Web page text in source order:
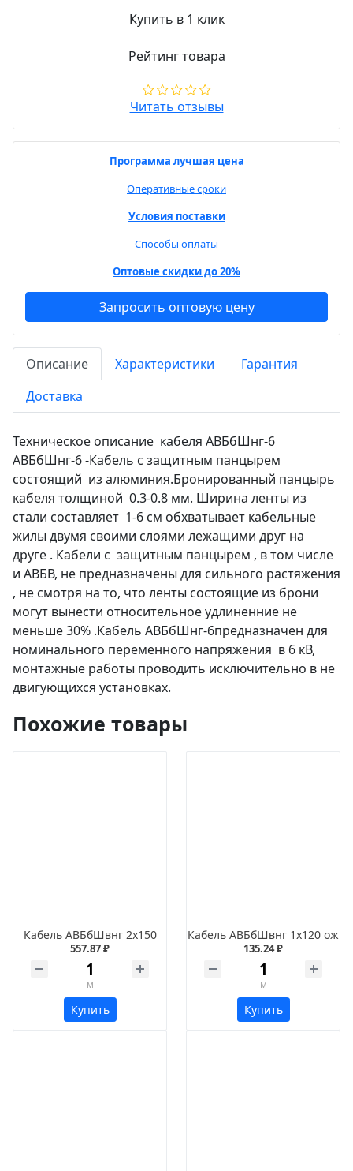
Купить в 1 клик
Рейтинг товара
Читать отзывы
Программа лучшая цена
Оперативные сроки
Условия поставки
Способы оплаты
Оптовые скидки до 20%
Запросить оптовую цену
Описание Характеристики
Гарантия
Доставка
Техническое описание кабеля АВБбШнг-6
АВБбШнг-6 -Кабель с защитным панцырем
состоящий из алюминия.Бронированный панцырь
кабеля толщиной 0.3-0.8 мм. Ширина ленты из
стали составляет 1-6 см обхватывает кабельные
жилы двумя своими слоями лежащими друг на
друге . Кабели с защитным панцырем , в том числе
и АВБВ, не предназначены для сильного растяжения
, не смотря на то, что ленты состоящие из брони
могут вынести относительное удлиненние не
меньше 30% .Кабель АВБбШнг-6предназначен для
номинального переменного напряжения в 6 кВ,
монтажные работы проводить исключительно в не
двигующихся установках.
Похожие товары
Кабель АВБбШвнг 2х150
557.87 ₽
м
Купить
Кабель АВБбШвнг 1х120 ож
135.24 ₽
м
Купить